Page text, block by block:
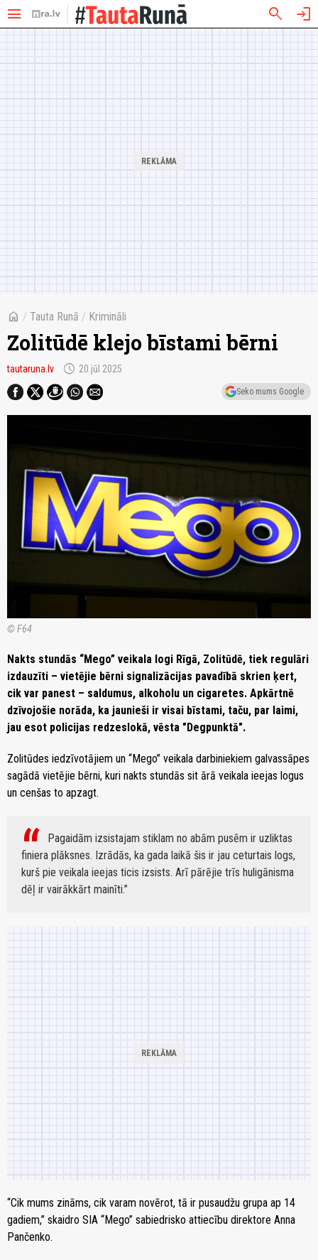
menu search login
home / Tauta Runā / Krimināli
Zolitūdē klejo bīstami bērni
tautaruna.lv schedule 20.jūl 2025
Seko mums Google
© F64
Nakts stundās “Mego” veikala logi Rīgā, Zolitūdē, tiek regulāri
izdauzīti – vietējie bērni signalizācijas pavadībā skrien ķert,
cik var panest – saldumus, alkoholu un cigaretes. Apkārtnē
dzīvojošie norāda, ka jaunieši ir visai bīstami, taču, par laimi,
jau esot policijas redzeslokā, vēsta "Degpunktā".
Zolitūdes iedzīvotājiem un “Mego” veikala darbiniekiem galvassāpes
sagādā vietējie bērni, kuri nakts stundās sit ārā veikala ieejas logus
un cenšas to apzagt.
Pagaidām izsistajam stiklam no abām pusēm ir uzliktas
finiera plāksnes. Izrādās, ka gada laikā šis ir jau ceturtais logs,
kurš pie veikala ieejas ticis izsists. Arī pārējie trīs huligānisma
dēļ ir vairākkārt mainīti.
“Cik mums zināms, cik varam novērot, tā ir pusaudžu grupa ap 14
gadiem,” skaidro SIA “Mego” sabiedrisko attiecību direktore Anna
Pančenko.